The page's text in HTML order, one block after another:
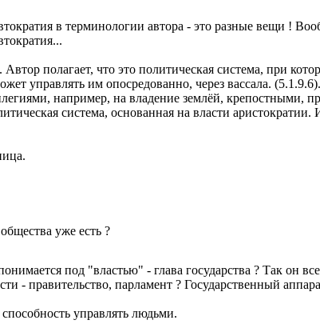
в терминологии автора - это разные вещи !
полагает, что это политическая система, при
управлять им опосредованно, через вассала.
например, на владение землёй, крепостными,
система, основанная на власти
уже есть ?
под "властью" - глава государства ? Так он
- правительство, парламент ? Государственный
управлять людьми.